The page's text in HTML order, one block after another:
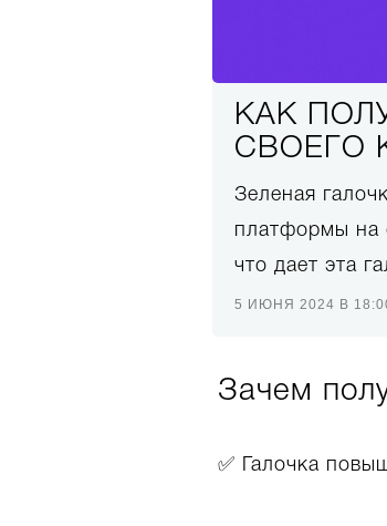
КАК
СВОЕГО
Зеленая
платформы на
что дает эта
5 ИЮНЯ 2024 В
Зачем
✅ Галочка